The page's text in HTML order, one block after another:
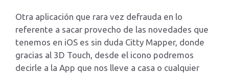
Otra aplicación que rara vez defrauda en lo
referente a sacar provecho de las novedades que
tenemos en iOS es sin duda Citty Mapper, donde
gracias al 3D Touch, desde el icono podremos
decirle a la App que nos lleve a casa o cualquier